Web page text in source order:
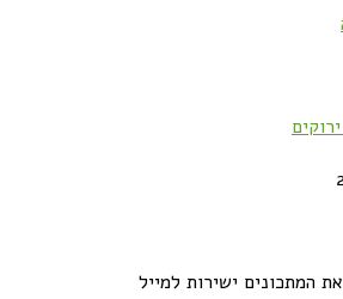
המתכונים ישירות למייל